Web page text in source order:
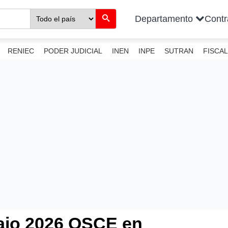
Departamento
RENIEC PODER JUDICIAL INEN INPE SUTRAN
2026 OSCE en